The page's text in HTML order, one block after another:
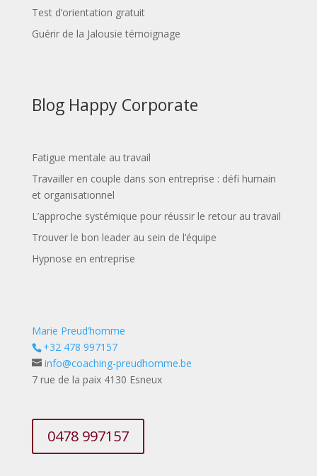
Test d’orientation gratuit
Guérir de la Jalousie témoignage
Blog Happy Corporate
Fatigue mentale au travail
Travailler en couple dans son entreprise : défi humain
et organisationnel
L’approche systémique pour réussir le retour au travail
Trouver le bon leader au sein de l’équipe
Hypnose en entreprise
Marie Preud’homme
+32 478 997157
info@coaching-preudhomme.be
7 rue de la paix 4130 Esneux
0478 997157